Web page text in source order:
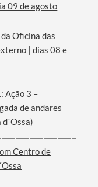
09 de agosto
Oficina das
| dias 08 e
Ação 3 –
de andares
Centro de